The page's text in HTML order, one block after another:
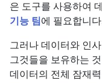
은 도구를 사용하여
기능 팀에 필요합니
그러나 데이터와 인
그것들을 보유하는
데이터의 전체 잠재